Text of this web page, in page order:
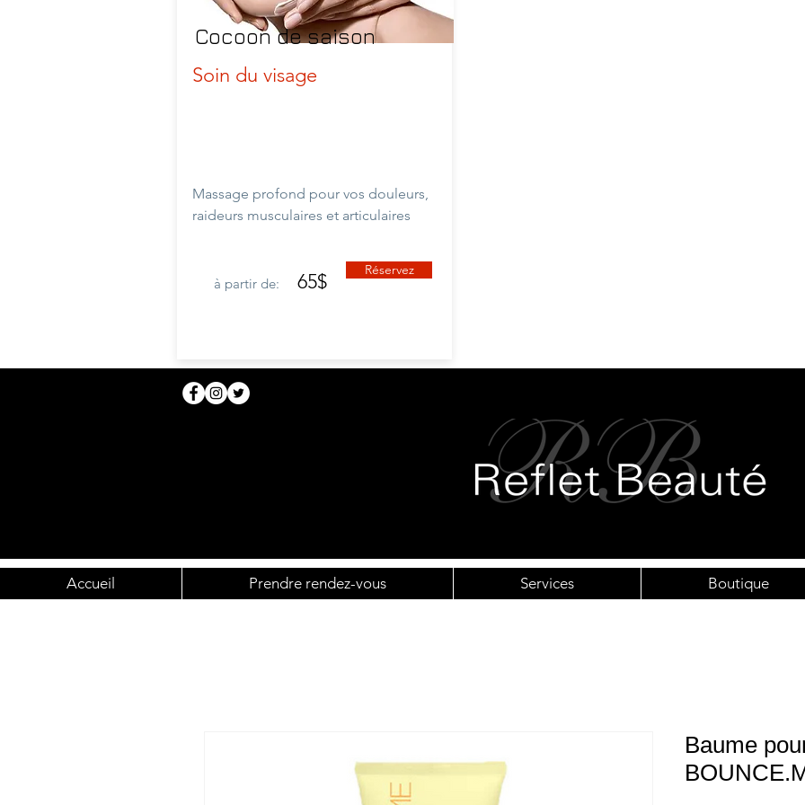
Cocoon de saison
Soin du visage
Massage profond pour vos douleurs,
raideurs musculaires et articulaires
à partir de: 65$ Réservez
Accueil Prendre rendez-vous Services Boutique
Baume